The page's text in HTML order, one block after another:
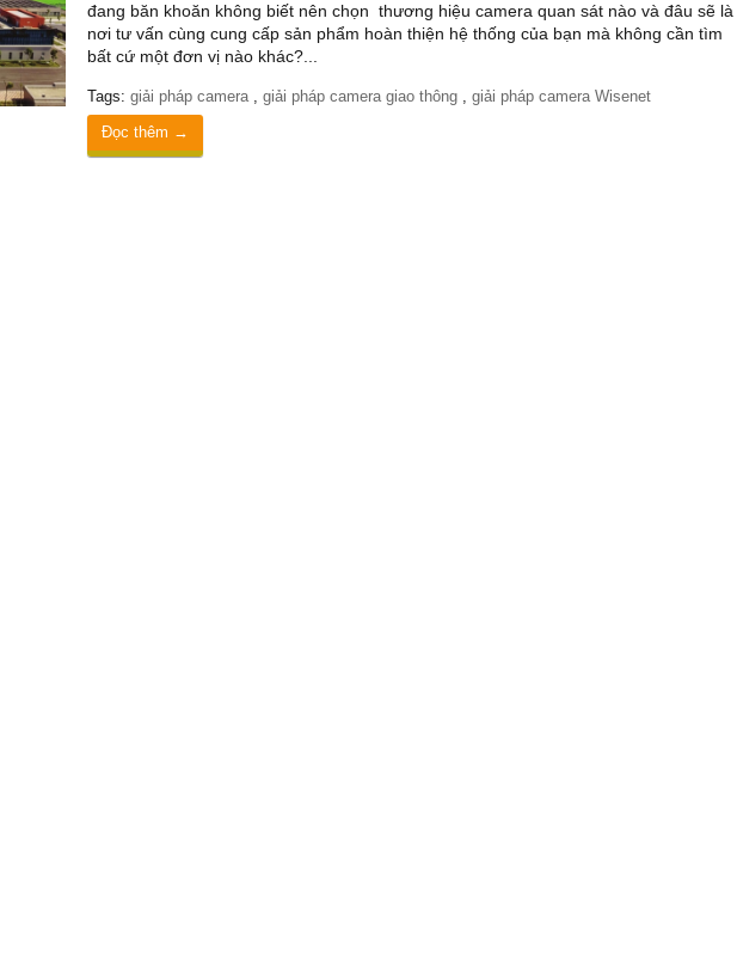
đang băn khoăn không biết nên chọn thương hiệu camera quan sát nào và đâu sẽ là
nơi tư vấn cùng cung cấp sản phẩm hoàn thiện hệ thống của bạn mà không cần tìm
bất cứ một đơn vị nào khác?...
Tags: giải pháp camera , giải pháp camera giao thông , giải pháp camera Wisenet
Đọc thêm →